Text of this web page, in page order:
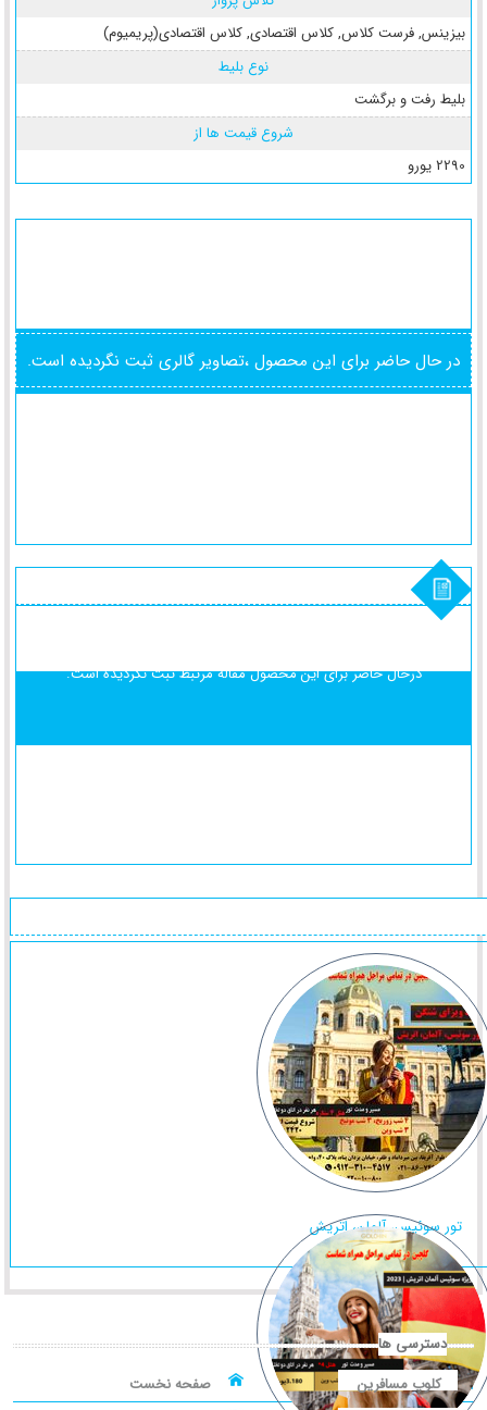
بیزینس, فرست کلاس, کلاس اقتصادی, کلاس اقتصادی(پریمیوم)
نوع بلیط
بلیط رفت و برگشت
شروع قیمت ها از
2290 یورو
در حال حاضر برای این محصول ،تصاویر گالری ثبت نگردیده است.
درحال حاضر برای این محصولمقاله مرتبط ثبت نگردیده است.
تور سوئیس، آلمان، اتریش
دسترسی ها
کلوپ مسافرین
صفحه نخست